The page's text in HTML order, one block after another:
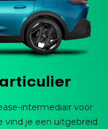
intermediair voor
vind je een uitgebreid